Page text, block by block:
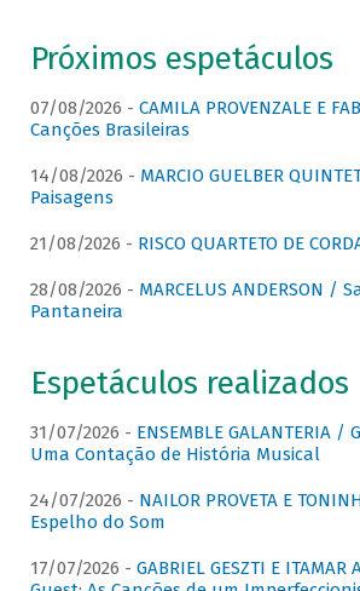
Próximos espetáculos
07/08/2026 - CAMILA PROVENZALE E
Canções Brasileiras
14/08/2026 - MARCIO GUELBER
Paisagens
21/08/2026 - RISCO QUARTETO DE
28/08/2026 - MARCELUS ANDERSON /
Pantaneira
Espetáculos realizados
31/07/2026 - ENSEMBLE GALANTERIA /
Uma Contação de História Musical
24/07/2026 - NAILOR PROVETA E
Espelho do Som
17/07/2026 - GABRIEL GESZTI E ITAMAR